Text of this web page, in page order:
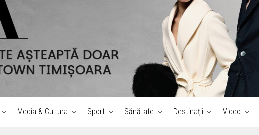
Media & Cultura Sport Sănătate Destinații Video